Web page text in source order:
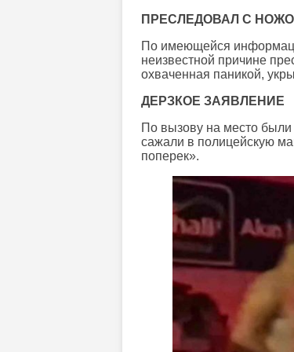
ПРЕСЛЕДОВАЛ С
По имеющейся
неизвестной причине
охваченная паникой,
ДЕРЗКОЕ ЗАЯВЛЕНИЕ
По вызову на место были
сажали в полицейскую
поперек».